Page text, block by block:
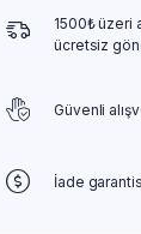
1500₺ üzeri
ücretsiz
Güvenli
İade